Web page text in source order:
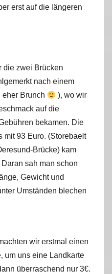
erst auf die längeren
die zwei Brücken
nach einem
Brunch
), wo wir
auf die
bekamen. Die
mit 93 Euro. (Storebaelt
Brücke) kam
sah man schon
Gewicht und
Umständen blechen
wir erstmal einen
um uns eine Landkarte
überraschend nur 3€.